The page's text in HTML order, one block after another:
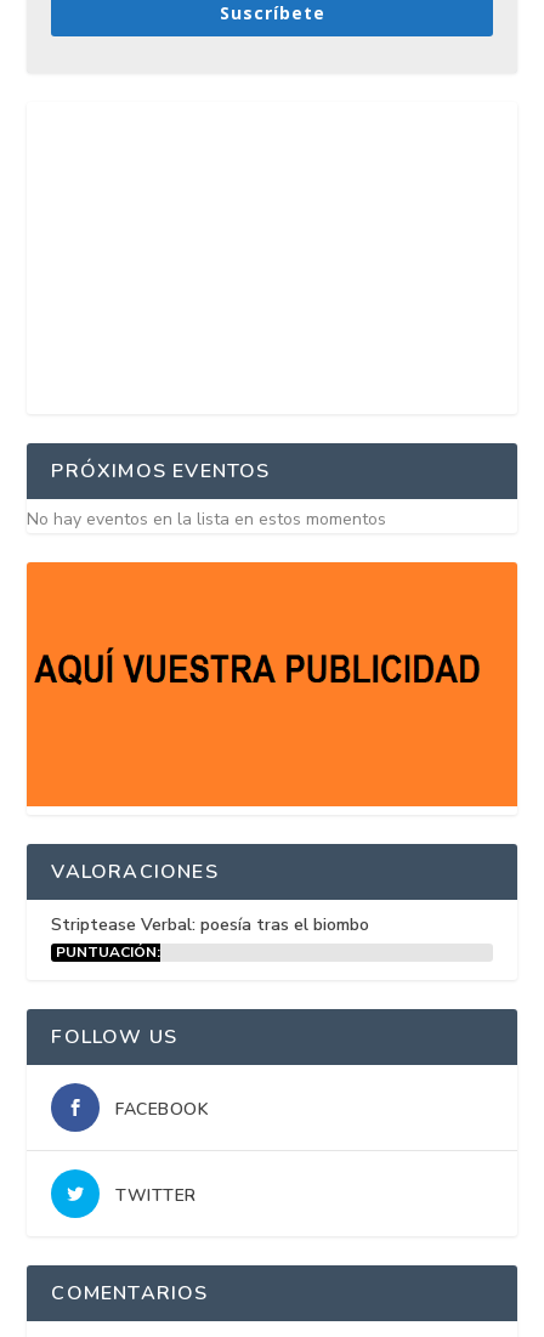
Suscríbete
PRÓXIMOS EVENTOS
No hay eventos en la lista en estos momentos
VALORACIONES
Striptease Verbal: poesía tras el biombo
PUNTUACIÓN:
FOLLOW US
FACEBOOK
TWITTER
COMENTARIOS